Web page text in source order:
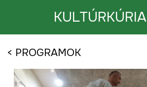
KULTÚRKÚRIA
< PROGRAMOK